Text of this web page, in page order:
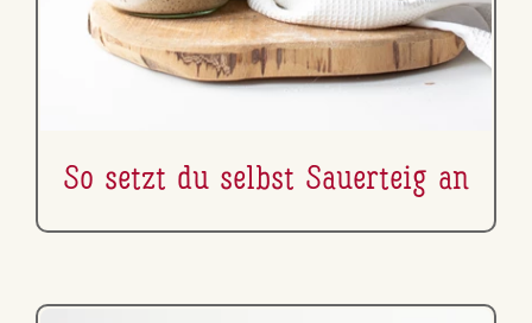
So setzt du selbst Sauerteig an